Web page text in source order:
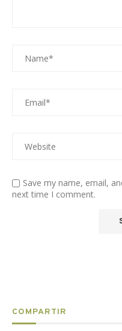
Save my name, email,
next time I comment.
COMPARTIR